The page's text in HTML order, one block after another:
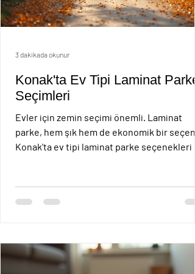
Konak'ta Ev Tipi Laminat Parke
Seçimleri
Evler için zemin seçimi önemli. Laminat
parke, hem şık hem de ekonomik bir
Konak'ta ev tipi laminat parke seçenekleri
sebebi. Bu yazıda, ev tipi laminat parke
seçiminde dikkat edilmesi gerekenleri
Ev tipi laminat parke seçerken öncelik
dayanıklılık olmalı. Parke, uzun süre
3 dakikada okunur